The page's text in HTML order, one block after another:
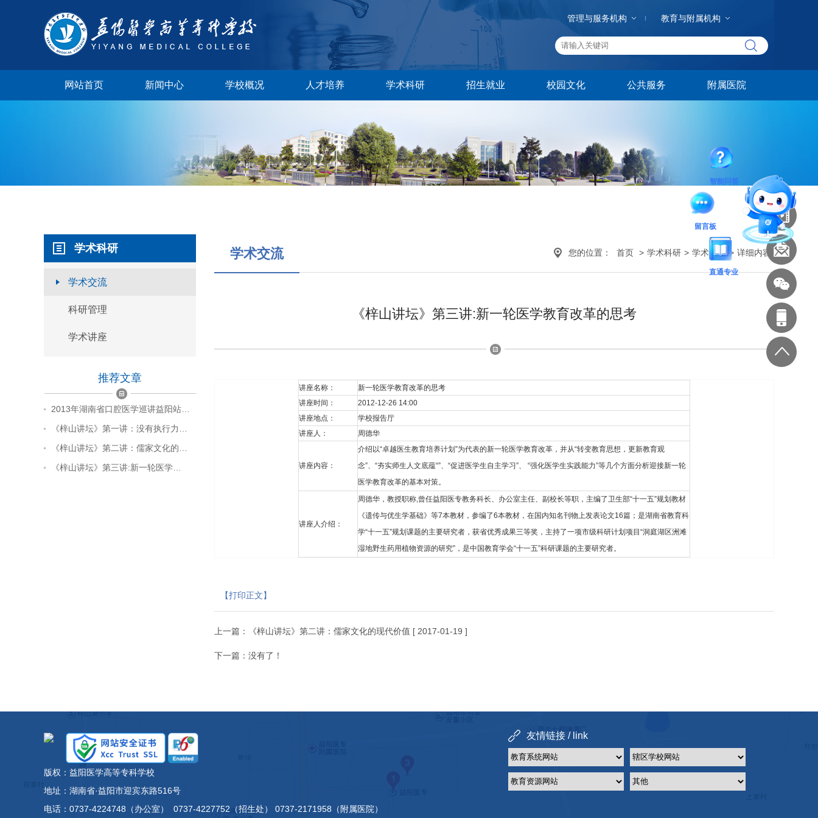
管理与服务机构 教育与附属机构
网站首页 新闻中心 学校概况 人才培养 学术科研 招生就业 校园文化 公共服务 附属医院
学术科研
学术交流
科研管理
学术讲座
推荐文章
2013年湖南省口腔医学巡讲益阳站…
《梓山讲坛》第一讲：没有执行力…
《梓山讲坛》第二讲：儒家文化的…
《梓山讲坛》第三讲:新一轮医学…
您的位置： 首页 > 学术科研 > 学术交流 > 详细内容
学术交流
《梓山讲坛》第三讲:新一轮医学教育改革的思考
讲座名称：
新一轮医学教育改革的思考
讲座时间：
2012-12-26 14:00
讲座地点：
学校报告厅
讲座人：
周德华
讲座内容：
介绍以“卓越医生教育培养计划”为代表的新一轮医学教育改革，并从“转变教育思想，更新教育观
念”、“夯实师生人文底蕴“”、“促进医学生自主学习”、 “强化医学生实践能力”等几个方面分析迎接新一轮
医学教育改革的基本对策。
讲座人介绍：
周德华，教授职称,曾任益阳医专教务科长、办公室主任、副校长等职，主编了卫生部“十一五”规划教材
《遗传与优生学基础》等7本教材，参编了6本教材，在国内知名刊物上发表论文16篇；是湖南省教育科
学“十一五”规划课题的主要研究者，获省优秀成果三等奖，主持了一项市级科研计划项目“洞庭湖区洲滩
湿地野生药用植物资源的研究”，是中国教育学会“十一五”科研课题的主要研究者。
【打印正文】
上一篇： 《梓山讲坛》第二讲：儒家文化的现代价值 [ 2017-01-19 ]
下一篇：没有了！
版权：益阳医学高等专科学校
地址：湖南省·益阳市迎宾东路516号
电话：0737-4224748（办公室） 0737-4227752（招生处） 0737-2171958（附属医院）
友情链接 / link
智能问答
留言板
直通专业